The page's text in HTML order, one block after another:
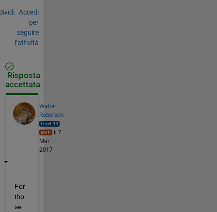
Accedi
per
seguire
l’attività
Risposta
accettata
Walter
Roberson
il 7
Mar
2017
For
tho
se